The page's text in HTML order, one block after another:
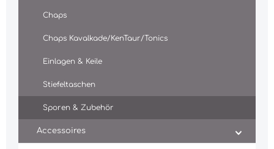
Chaps
Chaps Kavalkade/KenTaur/Tonics
Einlagen & Keile
Stiefeltaschen
Sporen & Zubehör
Accessoires